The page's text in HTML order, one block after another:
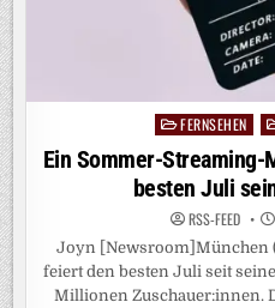
Posted
in
FERNSEHEN
Ein Sommer-
besten Juli
RSS-FEED
Joyn [Newsroom]München
feiert den besten Juli seit
Millionen Zuschauer:innen.